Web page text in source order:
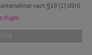
nach §19 (1) UStG.